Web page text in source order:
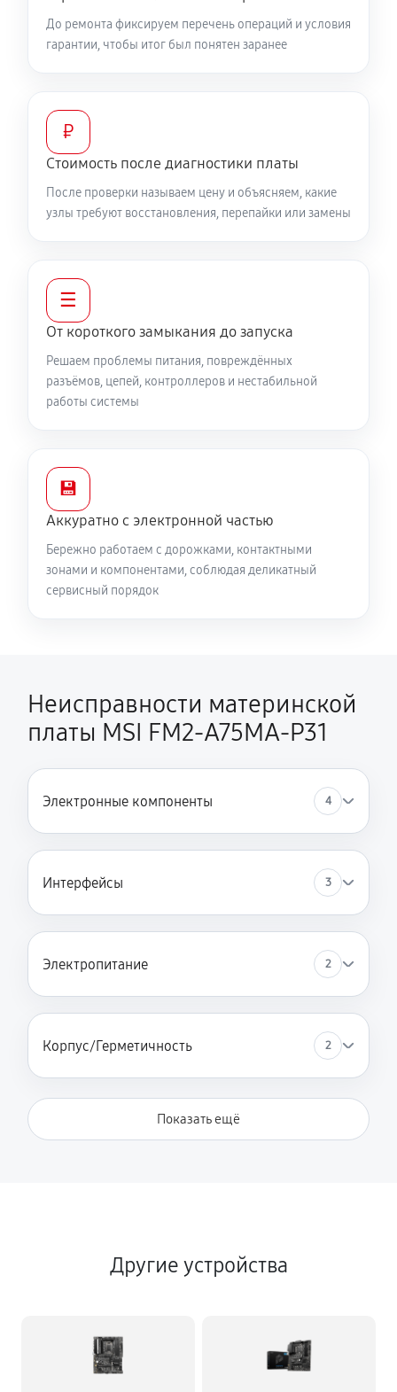
До ремонта фиксируем перечень операций и условия
гарантии, чтобы итог был понятен заранее
₽
Стоимость после диагностики платы
После проверки называем цену и объясняем, какие
узлы требуют восстановления, перепайки или замены
☰
От короткого замыкания до запуска
Решаем проблемы питания, повреждённых
разъёмов, цепей, контроллеров и нестабильной
работы системы
💾
Аккуратно с электронной частью
Бережно работаем с дорожками, контактными
зонами и компонентами, соблюдая деликатный
сервисный порядок
Неисправности материнской
платы MSI FM2-A75MA-P31
Электронные компоненты 4
Интерфейсы 3
Электропитание 2
Корпус/Герметичность 2
Показать ещё
Другие устройства